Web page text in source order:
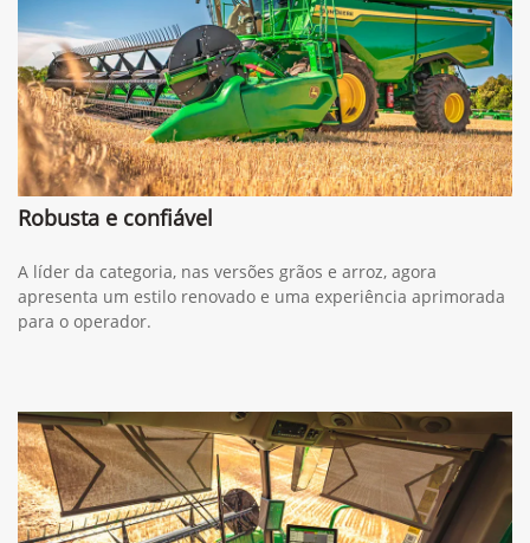
Robusta e confiável
A líder da categoria, nas versões grãos e arroz, agora
apresenta um estilo renovado e uma experiência aprimorada
para o operador.